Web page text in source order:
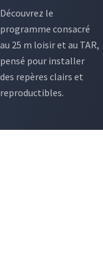
Découvrez le
programme consacré
au 25 m loisir et au TAR,
pensé pour installer
des repères clairs et
reproductibles.